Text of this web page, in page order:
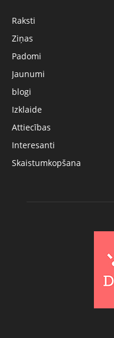
Raksti
Ziņas
Padomi
Jaunumi
blogi
Izklaide
Attiecības
Interesanti
Skaistumkopšana